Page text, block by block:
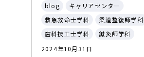
blog
キャリアセンター
救急救命士学科
柔道整復師学科
歯科技工士学科
鍼灸師学科
2024年10月31日